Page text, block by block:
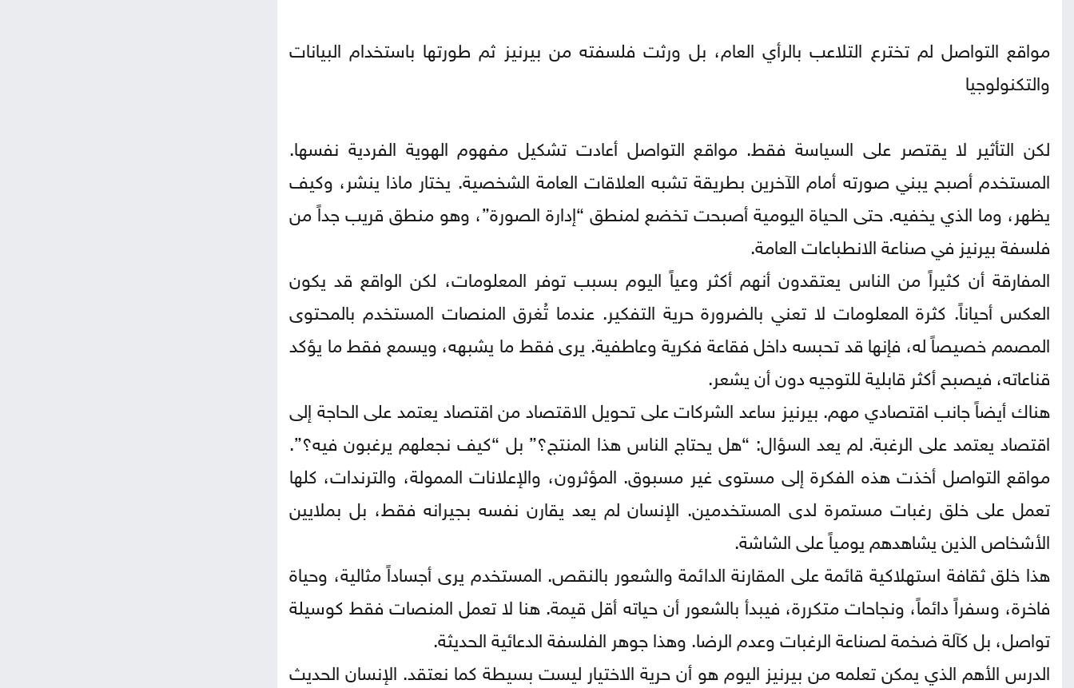
مواقع التواصل لم تخترع التلاعب بالرأي العام، بل ورثت فلسفته من بيرنيز ثم طورتها باستخدام البيانات
والتكنولوجيا
لكن التأثير لا يقتصر على السياسة فقط. مواقع التواصل أعادت تشكيل مفهوم الهوية الفردية نفسها.
المستخدم أصبح يبني صورته أمام الآخرين بطريقة تشبه العلاقات العامة الشخصية. يختار ماذا ينشر، وكيف
يظهر، وما الذي يخفيه. حتى الحياة اليومية أصبحت تخضع لمنطق “إدارة الصورة”، وهو منطق قريب جداً من
فلسفة بيرنيز في صناعة الانطباعات العامة.
المفارقة أن كثيراً من الناس يعتقدون أنهم أكثر وعياً اليوم بسبب توفر المعلومات، لكن الواقع قد يكون
العكس أحياناً. كثرة المعلومات لا تعني بالضرورة حرية التفكير. عندما تُغرق المنصات المستخدم بالمحتوى
المصمم خصيصاً له، فإنها قد تحبسه داخل فقاعة فكرية وعاطفية. يرى فقط ما يشبهه، ويسمع فقط ما يؤكد
قناعاته، فيصبح أكثر قابلية للتوجيه دون أن يشعر.
هناك أيضاً جانب اقتصادي مهم. بيرنيز ساعد الشركات على تحويل الاقتصاد من اقتصاد يعتمد على الحاجة إلى
اقتصاد يعتمد على الرغبة. لم يعد السؤال: “هل يحتاج الناس هذا المنتج؟” بل “كيف نجعلهم يرغبون فيه؟”.
مواقع التواصل أخذت هذه الفكرة إلى مستوى غير مسبوق. المؤثرون، والإعلانات الممولة، والترندات، كلها
تعمل على خلق رغبات مستمرة لدى المستخدمين. الإنسان لم يعد يقارن نفسه بجيرانه فقط، بل بملايين
الأشخاص الذين يشاهدهم يومياً على الشاشة.
هذا خلق ثقافة استهلاكية قائمة على المقارنة الدائمة والشعور بالنقص. المستخدم يرى أجساداً مثالية، وحياة
فاخرة، وسفراً دائماً، ونجاحات متكررة، فيبدأ بالشعور أن حياته أقل قيمة. هنا لا تعمل المنصات فقط كوسيلة
تواصل، بل كآلة ضخمة لصناعة الرغبات وعدم الرضا. وهذا جوهر الفلسفة الدعائية الحديثة.
الدرس الأهم الذي يمكن تعلمه من بيرنيز اليوم هو أن حرية الاختيار ليست بسيطة كما نعتقد. الإنسان الحديث